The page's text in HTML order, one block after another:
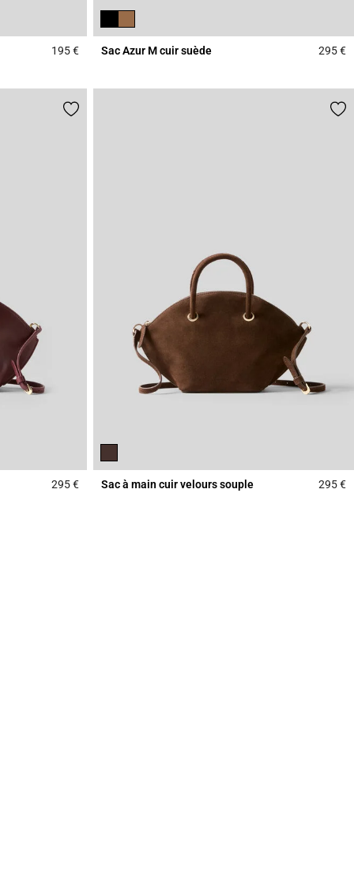
195 €5 out of 5 Customer Rating
Sac Azur M cuir suède 295 €5
295 €5 out of 5 Customer Rating
Sac à main cuir velours souple 295 €